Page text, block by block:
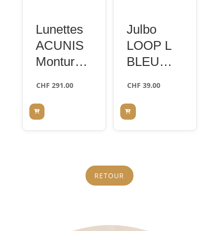
Lunettes
ACUNIS
Monture
20
CHF 291.00
Julbo
LOOP L
BLEU
SP4
CHF 39.00
RETOUR